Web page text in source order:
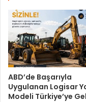
ABD’de Başarıyla
Uygulanan Logisar
Modeli Türkiye’ye